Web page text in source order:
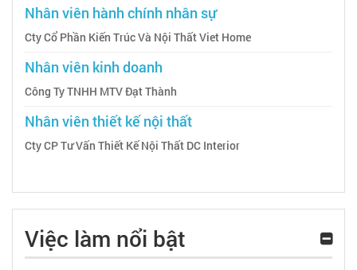
Nhân viên hành chính nhân sự
Cty Cổ Phần Kiến Trúc Và Nội Thất Viet Home
Nhân viên kinh doanh
Công Ty TNHH MTV Đạt Thành
Nhân viên thiết kế nội thất
Cty CP Tư Vấn Thiết Kế Nội Thất DC Interior
Việc làm nổi bật